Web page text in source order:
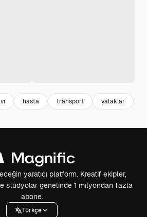
hasta transport yataklar
yaratıcı platform. Kreatif ekipler,
stüdyolar genelinde 1 milyondan fazla
abone.
Türkçe